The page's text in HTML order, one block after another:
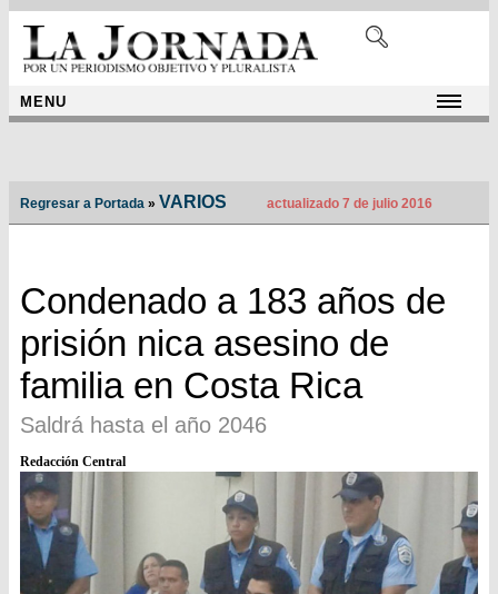
MENU
Regresar a Portada » VARIOS actualizado 7 de julio 2016
Condenado a 183 años de
prisión nica asesino de
familia en Costa Rica
Saldrá hasta el año 2046
Redacción Central